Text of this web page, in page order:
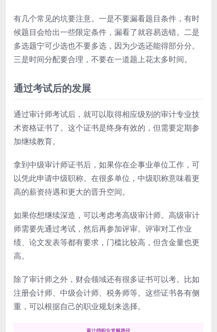
有几个常见的坑要注意。一是不要漏看题目条件，有时
候题目会给出一些限定条件，漏看了就容易选错。二是
多选题宁可少选也不要多选，因为少选还能得部分分。
三是时间分配要合理，不要在一道题上花太多时间。
通过考试后的发展
通过审计师考试后，就可以取得相应级别的审计专业技
术资格证书了。这个证书是终身有效的，但需要定期参
加继续教育。
拿到中级审计师证书后，如果你在企事业单位工作，可
以凭此申请中级职称。在很多单位，中级职称意味着更
高的薪资待遇和更大的晋升空间。
如果你想继续深造，可以考虑考高级审计师。高级审计
师需要先通过考试，然后再参加评审。评审对工作业
绩、论文发表等都有要求，门槛比较高，但含金量也更
高。
除了审计师之外，财会领域还有很多证书可以考。比如
注册会计师、中级会计师、税务师等。这些证书各有侧
重，可以根据自己的职业规划来选择。